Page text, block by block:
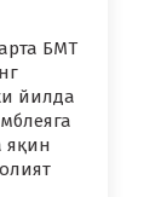
БМТ
йилда
яқин